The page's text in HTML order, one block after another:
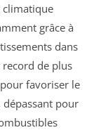
climatique
grâce à
dans
record de plus
favoriser le
dépassant pour